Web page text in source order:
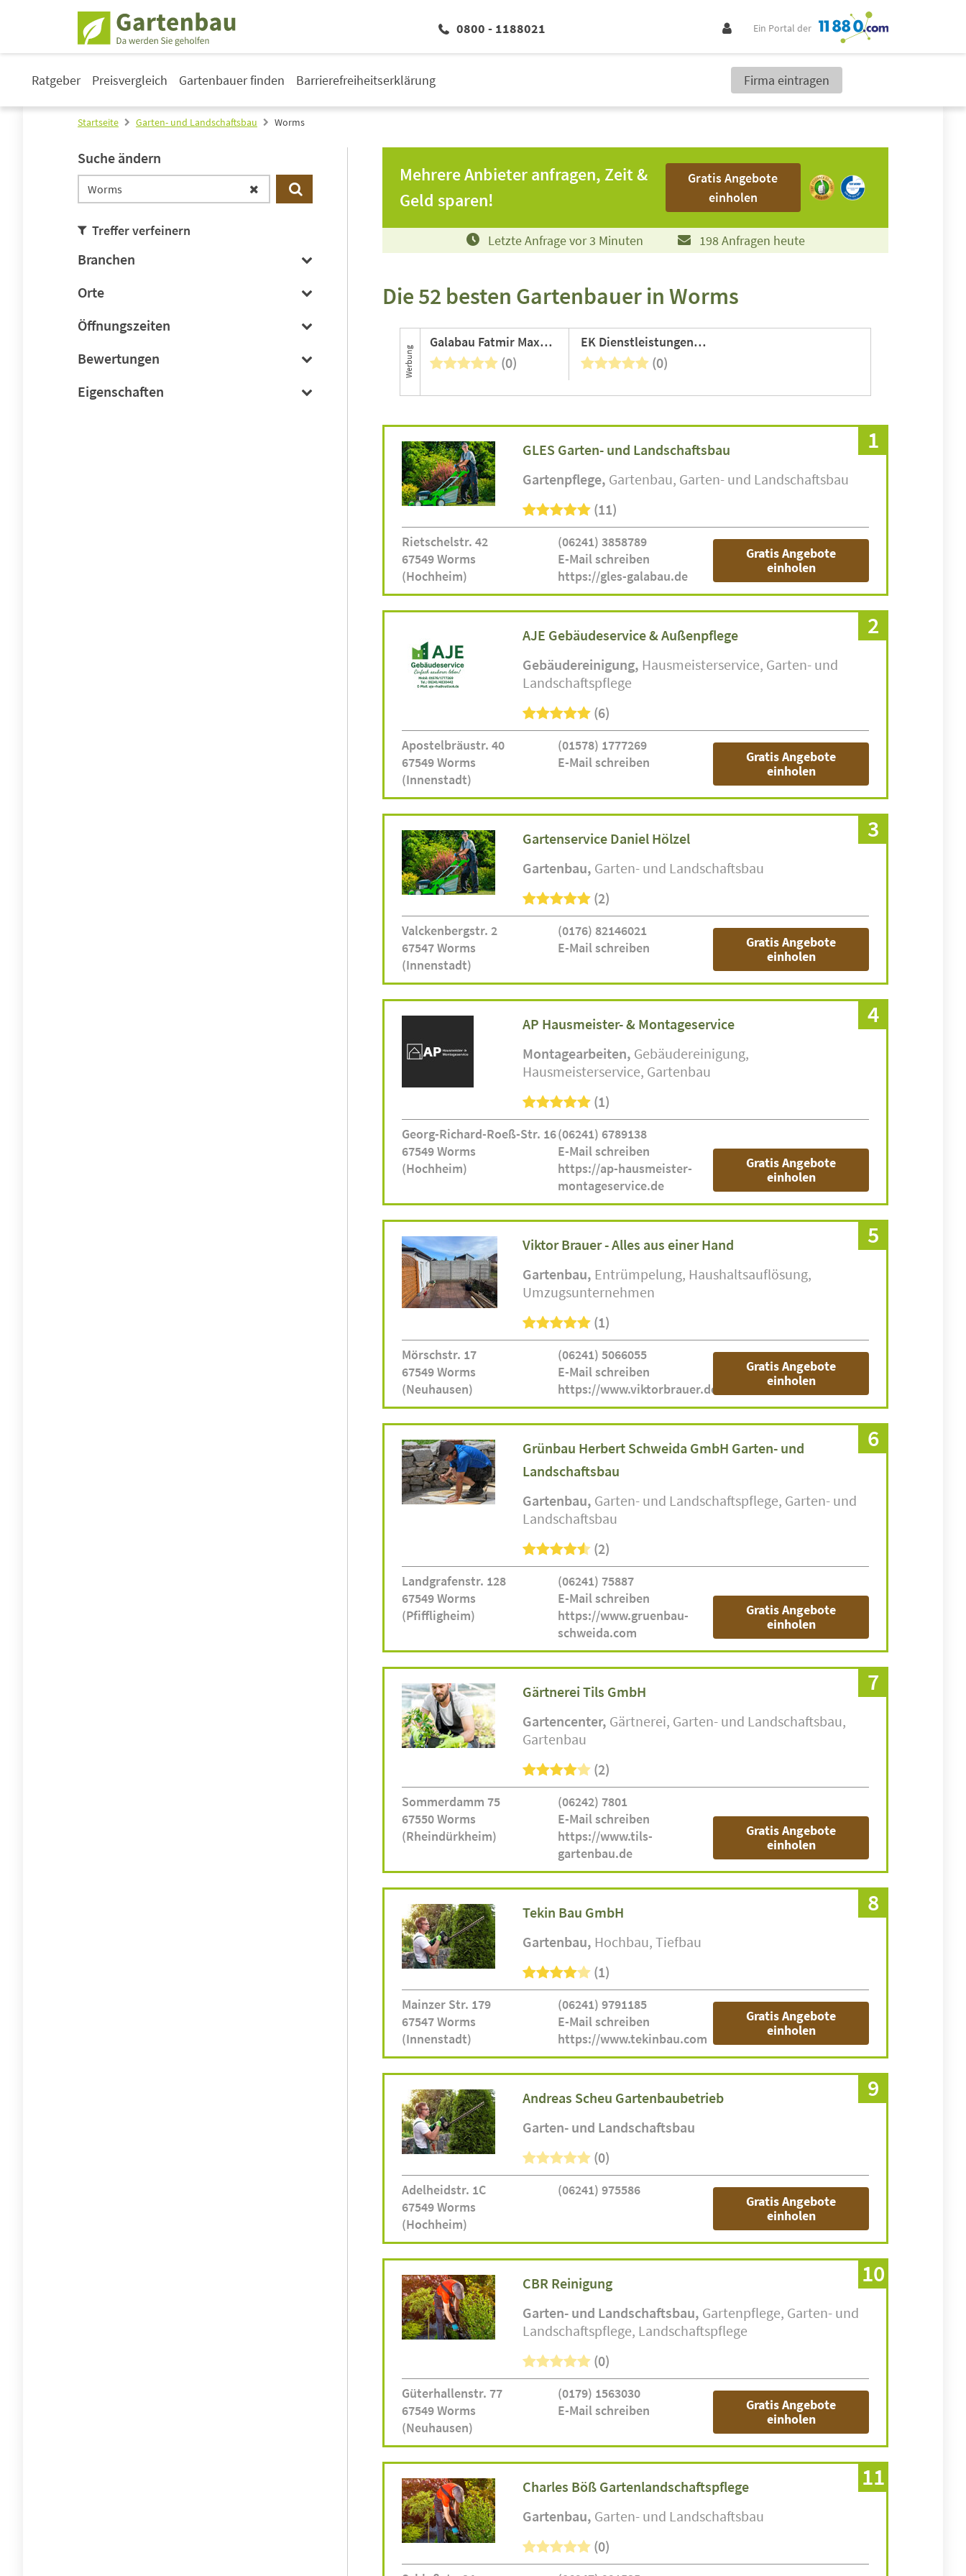
0800 - 1188021 Ein Portal der
Ratgeber Preisvergleich Gartenbauer finden Barrierefreiheitserklärung Firma eintragen
Startseite Garten- und Landschaftsbau Worms
Suche ändern
Treffer verfeinern
Branchen
Orte
Öffnungszeiten
Bewertungen
Eigenschaften
Mehrere Anbieter anfragen, Zeit &
Geld sparen!
Gratis Angebote
einholen
Letzte Anfrage vor3 Minuten 198 Anfragen heute
Die 52 besten Gartenbauer in Worms
Werbung
Galabau Fatmir Maxhuni
(0)
EK Dienstleistungen am Haus
(0)
1
GLES Garten- und Landschaftsbau
Gartenpflege Gartenbau Garten- und Landschaftsbau
(11)
Rietschelstr. 42
67549 Worms
(Hochheim)
(06241) 3858789
E-Mail schreiben
https://gles-galabau.de
Gratis Angebote
einholen
2
AJE Gebäudeservice & Außenpflege
Gebäudereinigung Hausmeisterservice Garten- und
Landschaftspflege
(6)
Apostelbräustr. 40
67549 Worms
(Innenstadt)
(01578) 1777269
E-Mail schreiben
Gratis Angebote
einholen
3
Gartenservice Daniel Hölzel
Gartenbau Garten- und Landschaftsbau
(2)
Valckenbergstr. 2
67547 Worms
(Innenstadt)
(0176) 82146021
E-Mail schreiben
Gratis Angebote
einholen
4
AP Hausmeister- & Montageservice
Montagearbeiten Gebäudereinigung
Hausmeisterservice Gartenbau
(1)
Georg-Richard-Roeß-Str. 16
67549 Worms
(Hochheim)
(06241) 6789138
E-Mail schreiben
https://ap-hausmeister-
montageservice.de
Gratis Angebote
einholen
5
Viktor Brauer - Alles aus einer Hand
Gartenbau Entrümpelung Haushaltsauflösung
Umzugsunternehmen
(1)
Mörschstr. 17
67549 Worms
(Neuhausen)
(06241) 5066055
E-Mail schreiben
https://www.viktorbrauer.de
Gratis Angebote
einholen
6
Grünbau Herbert Schweida GmbH Garten- und
Landschaftsbau
Gartenbau Garten- und Landschaftspflege Garten- und
Landschaftsbau
(2)
Landgrafenstr. 128
67549 Worms
(Pfiffligheim)
(06241) 75887
E-Mail schreiben
https://www.gruenbau-
schweida.com
Gratis Angebote
einholen
7
Gärtnerei Tils GmbH
Gartencenter Gärtnerei Garten- und Landschaftsbau
Gartenbau
(2)
Sommerdamm 75
67550 Worms
(Rheindürkheim)
(06242) 7801
E-Mail schreiben
https://www.tils-
gartenbau.de
Gratis Angebote
einholen
8
Tekin Bau GmbH
Gartenbau Hochbau Tiefbau
(1)
Mainzer Str. 179
67547 Worms
(Innenstadt)
(06241) 9791185
E-Mail schreiben
https://www.tekinbau.com
Gratis Angebote
einholen
9
Andreas Scheu Gartenbaubetrieb
Garten- und Landschaftsbau
(0)
Adelheidstr. 1C
67549 Worms
(Hochheim)
(06241) 975586
Gratis Angebote
einholen
10
CBR Reinigung
Garten- und Landschaftsbau Gartenpflege Garten- und
Landschaftspflege Landschaftspflege
(0)
Güterhallenstr. 77
67549 Worms
(Neuhausen)
(0179) 1563030
E-Mail schreiben
Gratis Angebote
einholen
11
Charles Böß Gartenlandschaftspflege
Gartenbau Garten- und Landschaftsbau
(0)